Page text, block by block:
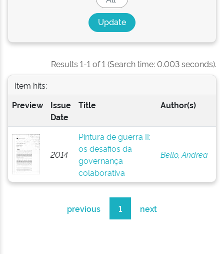
Results 1-1 of 1 (Search time: 0.003 seconds).
Item hits:
Preview
Issue
Date
Title Author(s)
2014
Pintura de guerra II:
os desafios da
governança
colaborativa
Bello, Andrea
previous 1 next